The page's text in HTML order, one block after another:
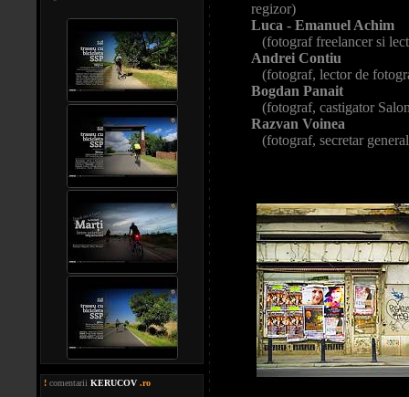
! comentarii KERUCOV .ro
regizor)
Luca - Emanuel Achim
(fotograf freelancer si
Andrei Contiu
(fotograf, lector de
Bogdan Panait
(fotograf, castigator
Razvan Voinea
(fotograf, secretar